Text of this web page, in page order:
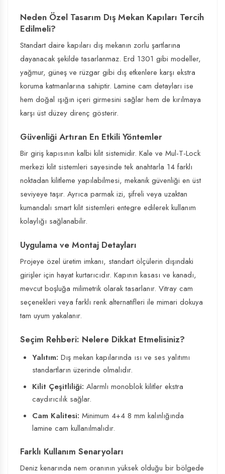
Neden Özel Tasarım Dış Mekan Kapıları Tercih
Edilmeli?
Standart daire kapıları dış mekanın zorlu şartlarına
dayanacak şekilde tasarlanmaz. Erd 1301 gibi modeller,
yağmur, güneş ve rüzgar gibi dış etkenlere karşı ekstra
koruma katmanlarına sahiptir. Lamine cam detayları ise
hem doğal ışığın içeri girmesini sağlar hem de kırılmaya
karşı üst düzey direnç gösterir.
Güvenliği Artıran En Etkili Yöntemler
Bir giriş kapısının kalbi kilit sistemidir. Kale ve Mul-T-Lock
merkezi kilit sistemleri sayesinde tek anahtarla 14 farklı
noktadan kilitleme yapılabilmesi, mekanik güvenliği en üst
seviyeye taşır. Ayrıca parmak izi, şifreli veya uzaktan
kumandalı smart kilit sistemleri entegre edilerek kullanım
kolaylığı sağlanabilir.
Uygulama ve Montaj Detayları
Projeye özel üretim imkanı, standart ölçülerin dışındaki
girişler için hayat kurtarıcıdır. Kapının kasası ve kanadı,
mevcut boşluğa milimetrik olarak tasarlanır. Vitray cam
seçenekleri veya farklı renk alternatifleri ile mimari dokuya
tam uyum yakalanır.
Seçim Rehberi: Nelere Dikkat Etmelisiniz?
Yalıtım: Dış mekan kapılarında ısı ve ses yalıtımı
standartların üzerinde olmalıdır.
Kilit Çeşitliliği: Alarmlı monoblok kilitler ekstra
caydırıcılık sağlar.
Cam Kalitesi: Minimum 4+4 8 mm kalınlığında
lamine cam kullanılmalıdır.
Farklı Kullanım Senaryoları
Deniz kenarında nem oranının yüksek olduğu bir bölgede